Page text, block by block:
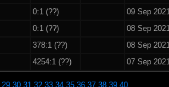
0:1 (??)
09 Sep 2021
0:1 (??)
08 Sep 2021
378:1 (??)
08 Sep 2021
4254:1 (??) 07 Sep 2021
29 30 31 32 33 34 35 36 37 38 39 40